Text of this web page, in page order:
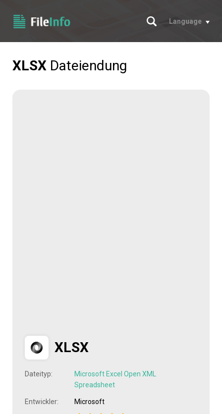
Suche
Language
XLSX Dateiendung
XLSX
Dateityp:
Microsoft Excel Open XML
Spreadsheet
Entwickler: Microsoft